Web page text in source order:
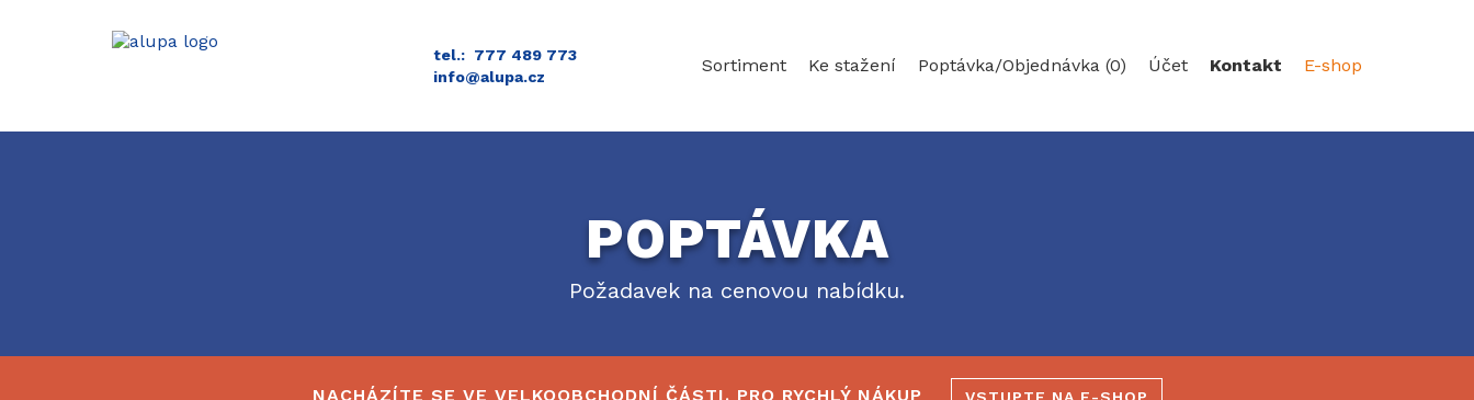
tel.: 777 489 773
info@alupa.cz
Sortiment Ke stažení Poptávka/Objednávka (0) Účet Kontakt E-shop
POPTÁVKA
Požadavek na cenovou nabídku.
NACHÁZÍTE SE VE VELKOOBCHODNÍ ČÁSTI. PRO RYCHLÝ NÁKUP